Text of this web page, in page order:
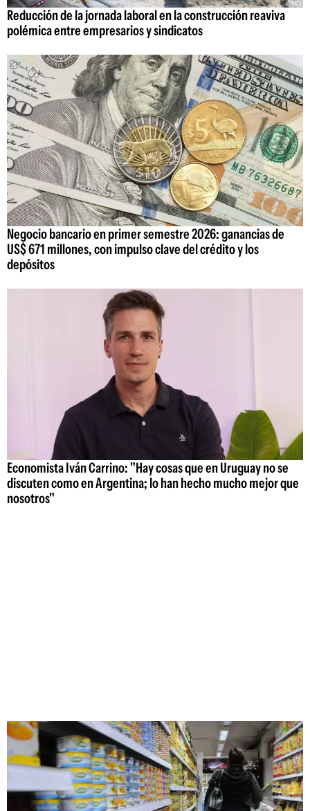
Reducción de la jornada laboral en la construcción reaviva
polémica entre empresarios y sindicatos
Negocio bancario en primer semestre 2026: ganancias de
US$ 671 millones, con impulso clave del crédito y los
depósitos
Economista Iván Carrino: "Hay cosas que en Uruguay no se
discuten como en Argentina; lo han hecho mucho mejor que
nosotros"